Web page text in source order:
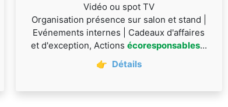
Vidéo ou spot TV
Organisation présence sur salon et stand |
Evénements internes | Cadeaux d'affaires
et d'exception, Actions écoresponsables...
👉 Détails